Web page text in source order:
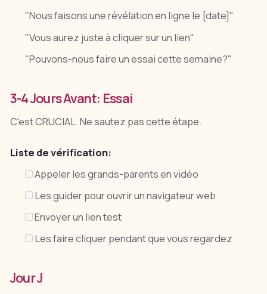
"Nous faisons une révélation en ligne le [date]"
"Vous aurez juste à cliquer sur un lien"
"Pouvons-nous faire un essai cette semaine?"
3-4 Jours Avant: Essai
C'est CRUCIAL. Ne sautez pas cette étape.
Liste de vérification:
Appeler les grands-parents en vidéo
Les guider pour ouvrir un navigateur web
Envoyer un lien test
Les faire cliquer pendant que vous regardez
Jour J